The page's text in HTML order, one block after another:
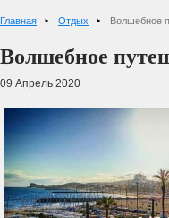
Главная Отдых Волшебное
Волшебное
09 Апрель 2020